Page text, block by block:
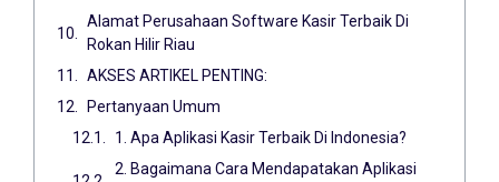
Alamat Perusahaan Software Kasir Terbaik Di
Rokan Hilir Riau
AKSES ARTIKEL PENTING:
Pertanyaan Umum
1. Apa Aplikasi Kasir Terbaik Di Indonesia?
2. Bagaimana Cara Mendapatakan Aplikasi